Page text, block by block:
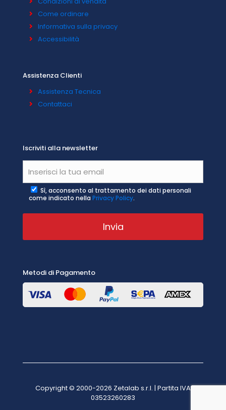
Come ordinare
Informativa sulla privacy
Accessibilità
Assistenza Clienti
Assistenza Tecnica
Contattaci
Iscriviti alla newsletter
Sì, acconsento al trattamento dei dati personali
come indicato nella Privacy Policy.
Metodi di Pagamento
Copyright © 2000-2026 Zetalab s.r.l. | Partita IVA
03523260283